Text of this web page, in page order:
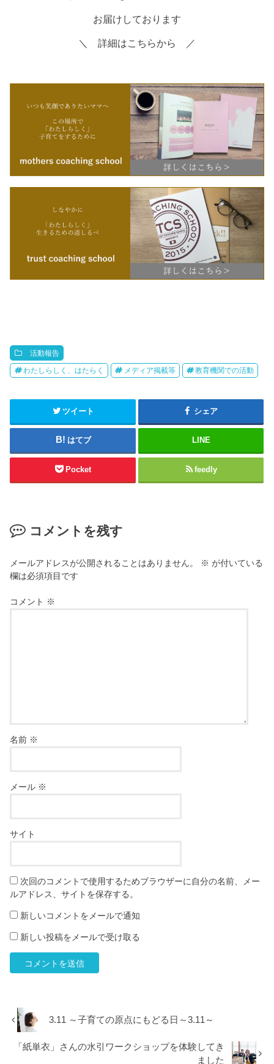
お届けしております
＼ 詳細はこちらから ／
活動報告
わたしらしく、はたらく メディア掲載等 教育機関での活動
ツイート シェア
はてブ LINE
Pocket feedly
コメントを残す
メールアドレスが公開されることはありません。 ※ が付いている
欄は必須項目です
コメント ※
名前 ※
メール ※
サイト
次回のコメントで使用するためブラウザーに自分の名前、メー
ルアドレス、サイトを保存する。
新しいコメントをメールで通知
新しい投稿をメールで受け取る
3.11 ～子育ての原点にもどる日～3.11～
「紙単衣」さんの水引ワークショップを体験してき
ました